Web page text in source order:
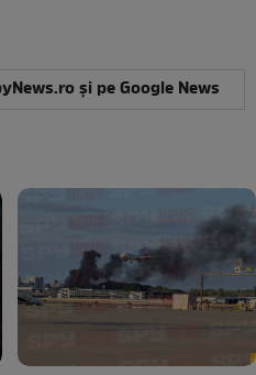
și pe Google News